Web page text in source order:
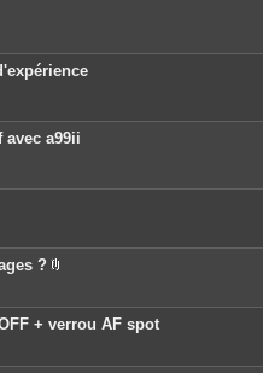
a99ii
?
è
c
j
+ verrou AF spot